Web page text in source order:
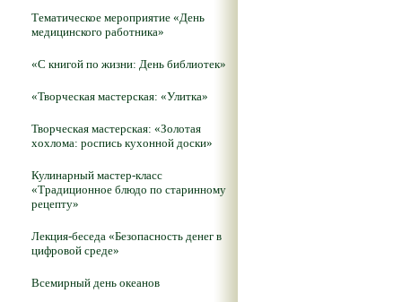
Тематическое мероприятие «День
медицинского работника»
«С книгой по жизни: День библиотек»
«Творческая мастерская: «Улитка»
Творческая мастерская: «Золотая
хохлома: роспись кухонной доски»
Кулинарный мастер-класс
«Традиционное блюдо по старинному
рецепту»
Лекция-беседа «Безопасность денег в
цифровой среде»
Всемирный день океанов